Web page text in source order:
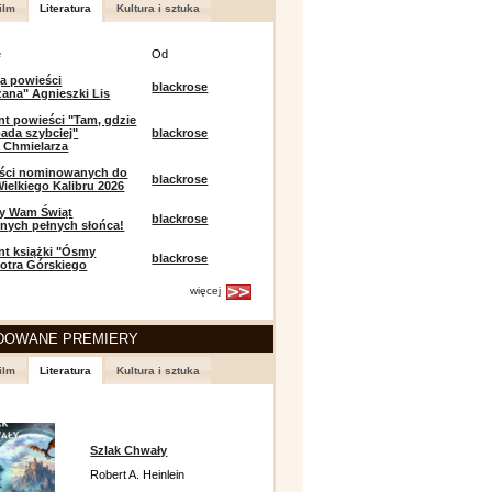
Literatura Kultura i sztuka
Od
powieści
Agnieszki Lis
blackrose
powieści "Tam, gdzie
szybciej"
Chmielarza
blackrose
nominowanych do
Kalibru 2026
blackrose
Wam Świąt
pełnych słońca!
blackrose
książki "Ósmy
Górskiego
blackrose
więcej
PREMIERY
Literatura Kultura i sztuka
Szlak Chwały
Robert A. Heinlein